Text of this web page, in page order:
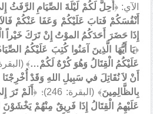
الآي: ﴿أُحِلَّ لَكُمْ لَيْلَةَ الصِّيَامِ الرَّفَثُ
أَنْفُسَكُمْ فَتابَ عَلَيْكُمْ وَعَفَا عَنْكُمْ
إِذَا حَضَرَ أَحَدَكُمُ الموْتُ إِنْ تَرَكَ خَيْراً
﴿يَا أَيُّهَا الَّذِينَ آمَنُوا كُتِبَ عَلَيْكُمُ
عَلَيْكُمُ الْقِتَالُ وَهُوَ كُرْهٌ لَكُمْ…﴾ (البقرة:
أَنْ لاَ نُقَاتِلَ في سَبِيلِ اللهِ وَقَدْ أُخْرِجْنَا
بِالظَّالِمِينَ﴾ (البقرة: 246)؛ ﴿
أَلَمْ تَرَ
عَلَيْهِمُ الْقِتَالُ إِذَا فَرِيقٌ مِنْهُمْ